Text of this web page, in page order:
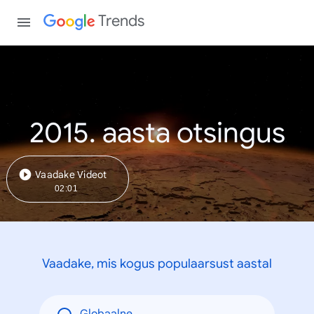
Trends
2015. aasta otsingus
Vaadake Videot
02:01
Vaadake, mis kogus populaarsust aastal